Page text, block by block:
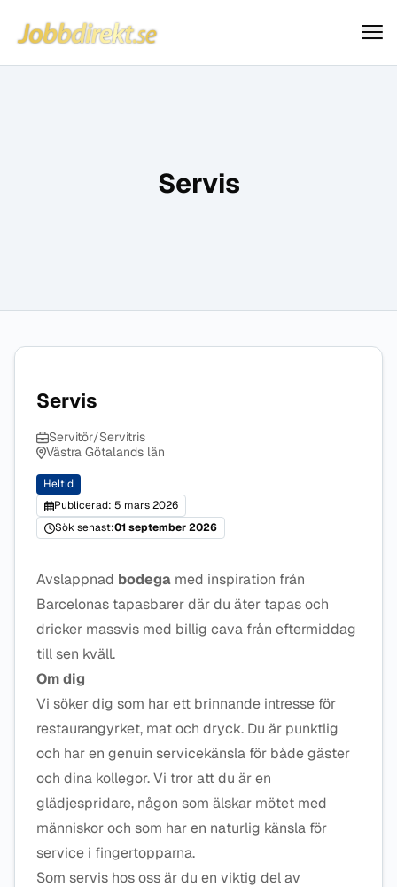
Hoppa till innehåll
Jobbdirekt
Servis
Servis
Servitör/Servitris
Västra Götalands län
Heltid
Publicerad: 5 mars 2026
Sök senast:01 september 2026
Avslappnad bodega med inspiration från
Barcelonas tapasbarer där du äter tapas och
dricker massvis med billig cava från eftermiddag
till sen kväll.
Om dig
Vi söker dig som har ett brinnande intresse för
restaurangyrket, mat och dryck. Du är punktlig
och har en genuin servicekänsla för både gäster
och dina kollegor. Vi tror att du är en
glädjespridare, någon som älskar mötet med
människor och som har en naturlig känsla för
service i fingertopparna.
Som servis hos oss är du en viktig del av